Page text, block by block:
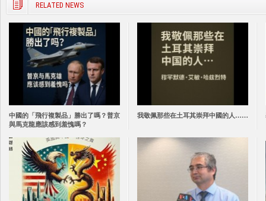
RELATED NEWS
中國的「飛行複製品」勝出了嗎？普京
與馬克龍應該感到羞愧嗎？
我敬佩那些在土耳其崇拜中國的人……